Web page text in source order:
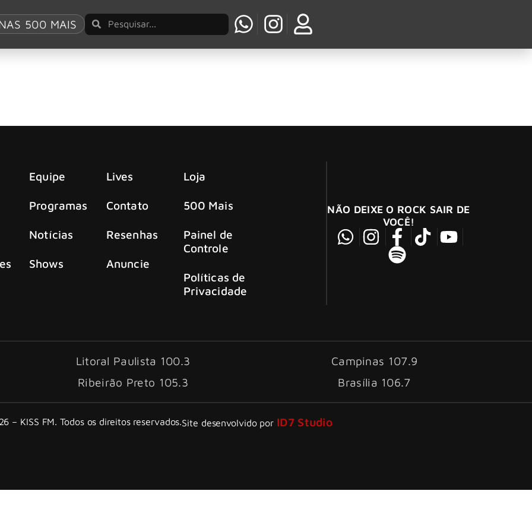
500 MAIS
Equipe
Programas
Notícias
Shows
Lives
Contato
Resenhas
Anuncie
Loja
500 Mais
Painel de
Controle
Políticas de
Privacidade
NÃO DEIXE O ROCK SAIR DE
VOCÊ!
Litoral Paulista 100.3
Campinas 107.9
Ribeirão Preto 105.3 Brasília 106.7
– KISS FM. Todos os direitos reservados.Site desenvolvido por ID7 Studio